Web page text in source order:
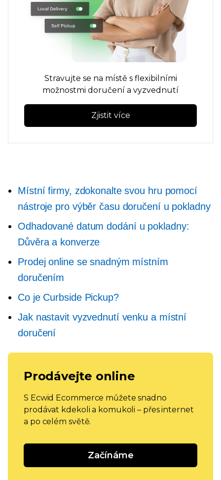
Stravujte se na místě s flexibilními
možnostmi doručení a vyzvednutí
Zjistit více
Místní firmy, zdokonalte svou hru pomocí
nástroje pro výběr času doručení u pokladny
Odhadované datum dodání u pokladny:
Důvěra a konverze
Prodej online se snadným místním
doručením
Co je Curbside Pickup?
Jak nastavit vyzvednutí venku a místní
doručení
Prodávejte online
S Ecwid Ecommerce můžete snadno
prodávat kdekoli a komukoli – přes internet
a po celém světě.
Začínáme